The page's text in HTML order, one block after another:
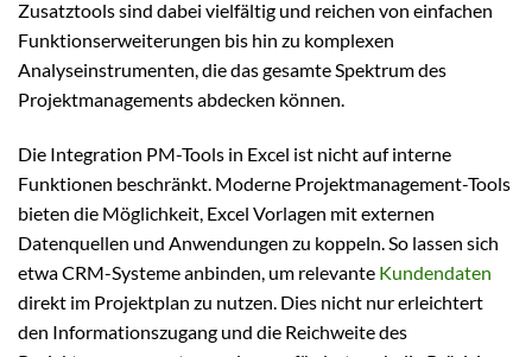
Zusatztools sind dabei vielfältig und reichen von einfachen
Funktionserweiterungen bis hin zu komplexen
Analyseinstrumenten, die das gesamte Spektrum des
Projektmanagements abdecken können.
Die Integration PM-Tools in Excel ist nicht auf interne
Funktionen beschränkt. Moderne Projektmanagement-Tools
bieten die Möglichkeit, Excel Vorlagen mit externen
Datenquellen und Anwendungen zu koppeln. So lassen sich
etwa CRM-Systeme anbinden, um relevante Kundendaten
direkt im Projektplan zu nutzen. Dies nicht nur erleichtert
den Informationszugang und die Reichweite des